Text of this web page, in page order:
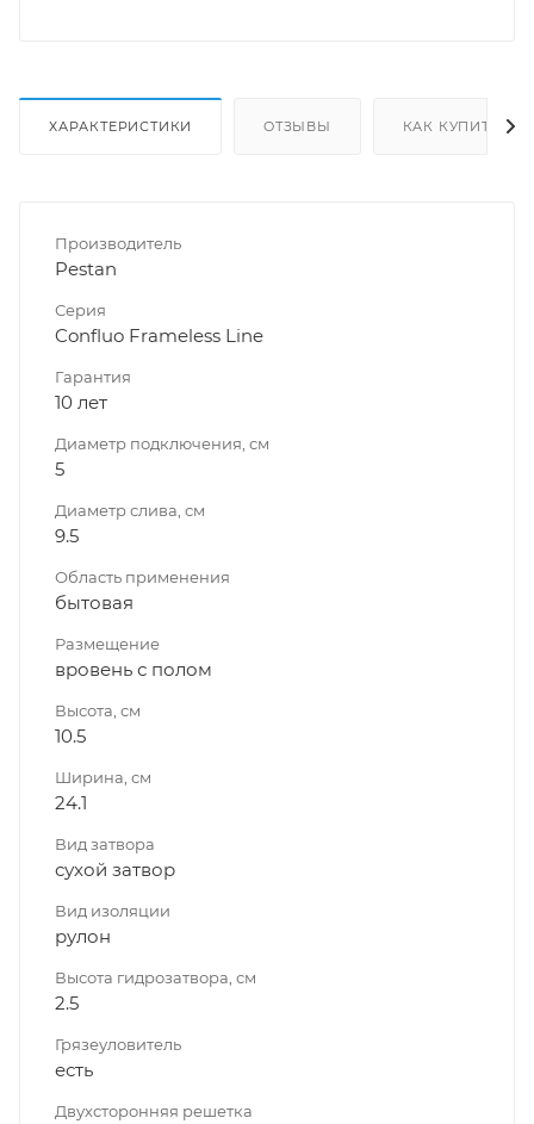
ХАРАКТЕРИСТИКИ ОТЗЫВЫ КАК КУПИТЬ
Производитель
Pestan
Серия
Confluo Frameless Line
Гарантия
10 лет
Диаметр подключения, см
5
Диаметр слива, см
9.5
Область применения
бытовая
Размещение
вровень с полом
Высота, см
10.5
Ширина, см
24.1
Вид затвора
сухой затвор
Вид изоляции
рулон
Высота гидрозатвора, см
2.5
Грязеуловитель
есть
Двухсторонняя решетка